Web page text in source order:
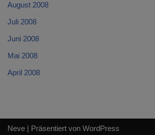
August 2008
Juli 2008
Juni 2008
Mai 2008
April 2008
Neve | Präsentiert von WordPress